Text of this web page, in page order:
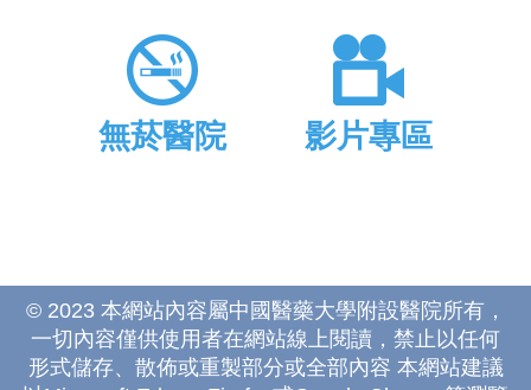
無菸醫院 影片專區
© 2023 本網站內容屬中國醫藥大學附設醫院所有，
一切內容僅供使用者在網站線上閱讀，禁止以任何
形式儲存、散佈或重製部分或全部內容 本網站建議